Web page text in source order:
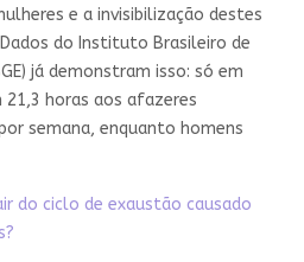
e a invisibilização destes
do Instituto Brasileiro de
já demonstram isso: só em
21,3 horas aos afazeres
semana, enquanto homens
do ciclo de exaustão causado